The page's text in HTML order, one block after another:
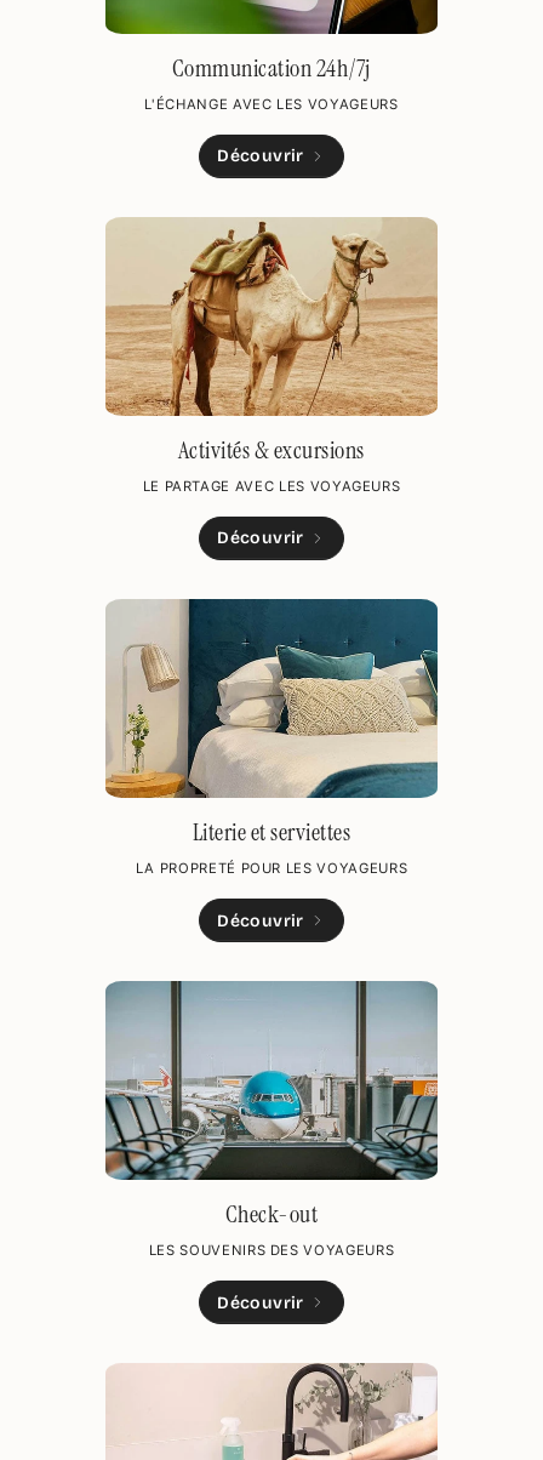
Communication 24h/7j
L'ÉCHANGE AVEC LES VOYAGEURS
Découvrir
Activités & excursions
LE PARTAGE AVEC LES VOYAGEURS
Découvrir
Literie et serviettes
LA PROPRETÉ POUR LES VOYAGEURS
Découvrir
Check-out
LES SOUVENIRS DES VOYAGEURS
Découvrir